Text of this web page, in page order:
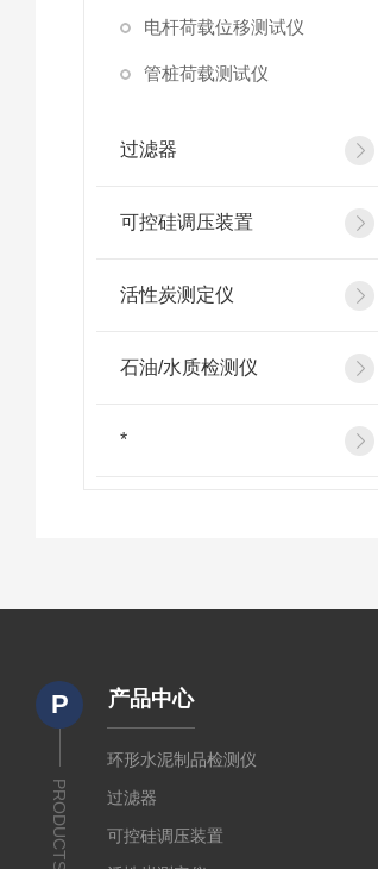
电杆荷载位移测试仪
管桩荷载测试仪
过滤器
可控硅调压装置
活性炭测定仪
石油/水质检测仪
*
P
PRODUCTS
产品中心
环形水泥制品检测仪
过滤器
可控硅调压装置